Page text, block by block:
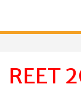
REET